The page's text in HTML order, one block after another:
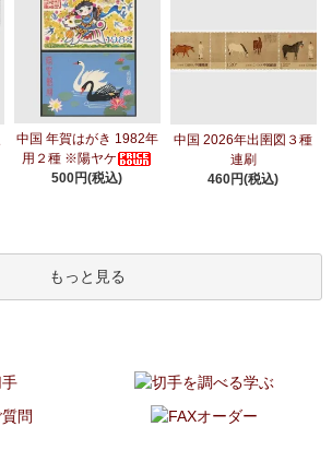
中国 年賀はがき 1982年
用２種 ※陽ヤケ
500円(税込)
中国 2026年出圉図３種
連刷
460円(税込)
もっと見る